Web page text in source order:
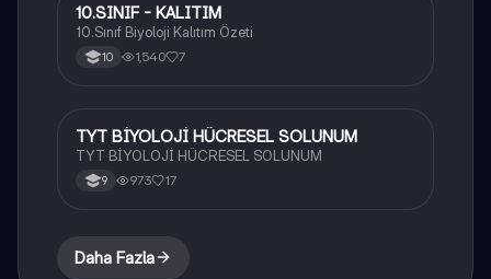
Biyoloji
10.SINIF - KALITIM
10.Sınıf Biyoloji Kalıtım Özeti
10 1,540 7
Biyoloji
TYT BİYOLOJİ HÜCRESEL SOLUNUM
TYT BİYOLOJİ HÜCRESEL SOLUNUM
9 973 17
Daha Fazla